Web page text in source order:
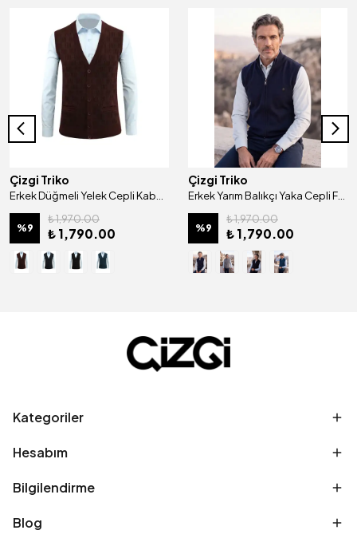
Çizgi Triko
Erkek Düğmeli Yelek Cepli Kabarmalı Çelik Örgü Klasik Kalıp - 5215L
%9
₺ 1,970.00
₺ 1,790.00
Çizgi Triko
Erkek Yarım Balıkçı Yaka Cepli Fermuarlı Yelek Klasik Kalıp - 5200J
%9
₺ 1,970.00
₺ 1,790.00
Kategoriler
Hesabım
Bilgilendirme
Blog